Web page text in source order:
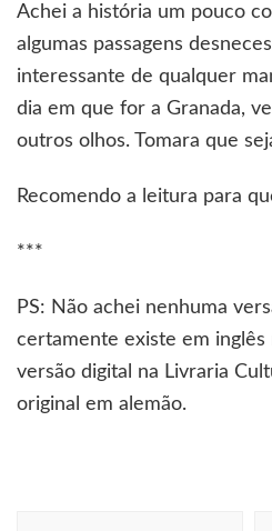
Achei a história um pouco
algumas passagens
interessante de qualquer
dia em que for a Granada,
outros olhos. Tomara que
Recomendo a leitura para
***
PS: Não achei nenhuma
certamente existe em inglês
versão digital na Livraria
original em alemão.